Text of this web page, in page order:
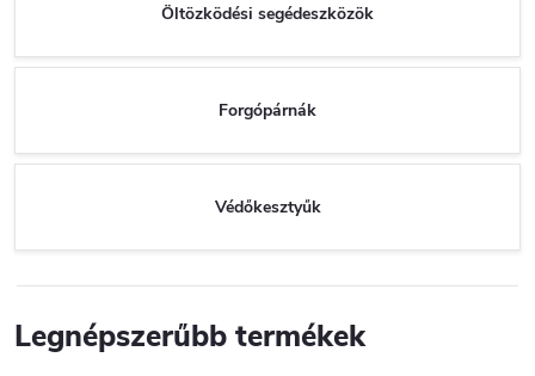
Öltözködési segédeszközök
Forgópárnák
Védőkesztyűk
Legnépszerűbb termékek